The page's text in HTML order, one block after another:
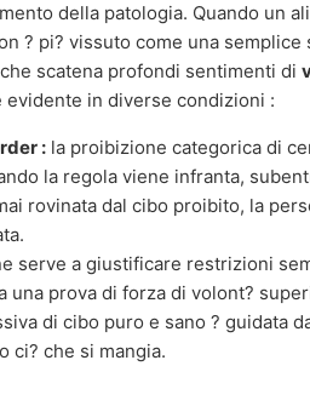
della patologia. Quando un
? pi? vissuto come una semplice
scatena profondi sentimenti di
in diverse condizioni :
: la proibizione categorica di
la regola viene infranta,
rovinata dal cibo proibito, la
serve a giustificare restrizioni
prova di forza di volont?
di cibo puro e sano ? guidata
ci? che si mangia.